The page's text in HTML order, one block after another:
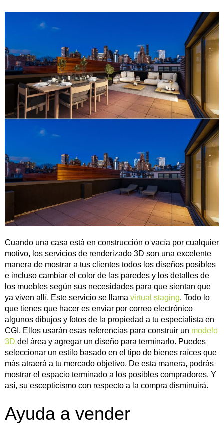
Cuando una casa está en construcción o vacía por cualquier
motivo, los servicios de renderizado 3D son una excelente
manera de mostrar a tus clientes todos los diseños posibles
e incluso cambiar el color de las paredes y los detalles de
los muebles según sus necesidades para que sientan que
ya viven allí. Este servicio se llama virtual staging. Todo lo
que tienes que hacer es enviar por correo electrónico
algunos dibujos y fotos de la propiedad a tu especialista en
CGI. Ellos usarán esas referencias para construir un modelo
3D del área y agregar un diseño para terminarlo. Puedes
seleccionar un estilo basado en el tipo de bienes raíces que
más atraerá a tu mercado objetivo. De esta manera, podrás
mostrar el espacio terminado a los posibles compradores. Y
así, su escepticismo con respecto a la compra disminuirá.
Ayuda a vender